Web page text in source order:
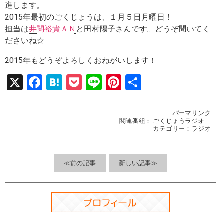
進します。
2015年最初のごくじょうは、１月５日月曜日！
担当は井関裕貴ＡＮ と田村陽子さんです。どうぞ聞いてく
ださいね☆
2015年もどうぞよろしくおねがいします！
X
F
a
o
k
H
at
a
P
o
Li
n
Pi
nt
er
es
t
有
パーマリンク
関連番組： ごくじょうラジオ
カテゴリー： ラジオ
≪前の記事 新しい記事≫